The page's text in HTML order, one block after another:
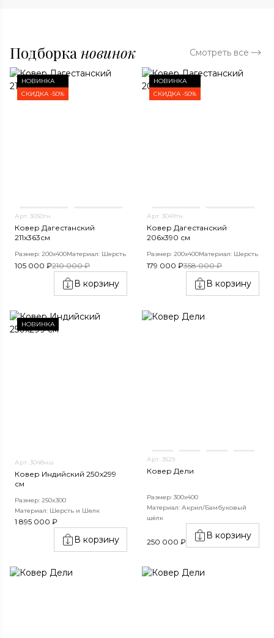
Подборка новинок Смотреть все
НОВИНКА
СКИДКА -50%
Арт. 3050тн
Ковер Дагестанский
211x363см
Размер: 200х400Материал: Шерсть
105 000 ₽210 000 ₽
В корзину
НОВИНКА
СКИДКА -50%
Арт. 3049тн
Ковер Дагестанский
206x390 см
Размер: 200х400Материал: Шерсть
179 000 ₽358 000 ₽
В корзину
НОВИНКА
Арт. 3048нш
Ковер Индийский 250x299
см
Размер: 250x300
Материал: Шерсть и Шелк
1 895 000 ₽
В корзину
Арт. 3529
Ковер Дели
Размер: 300х400
Материал: Акрил/Бамбуковый
шёлк
250 000 ₽
В корзину